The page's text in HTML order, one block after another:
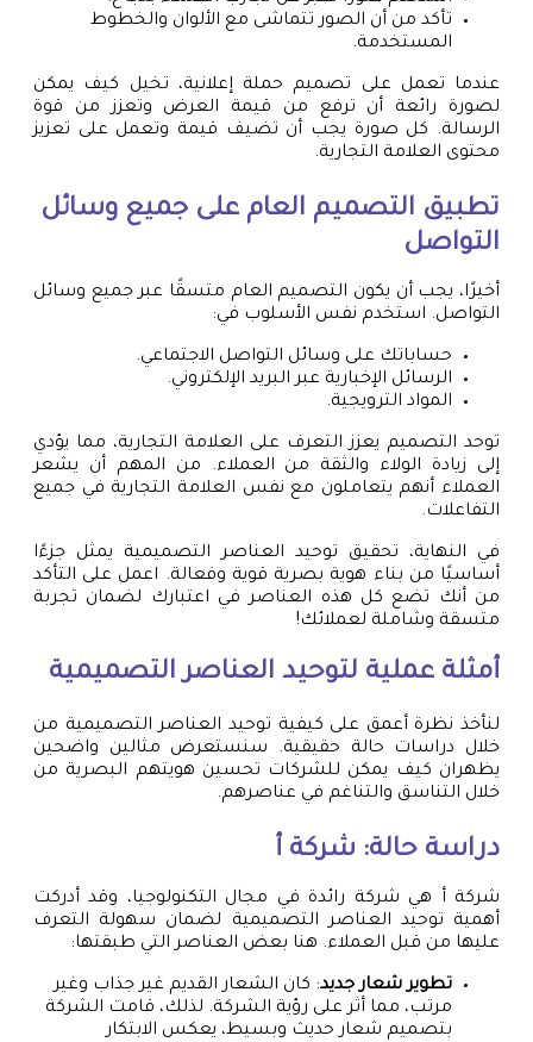
تأكد من أن الصور تتماشى مع الألوان والخطوط
المستخدمة.
عندما تعمل على تصميم حملة إعلانية، تخيل كيف يمكن
لصورة رائعة أن ترفع من قيمة العرض وتعزز من قوة
الرسالة. كل صورة يجب أن تضيف قيمة وتعمل على تعزيز
محتوى العلامة التجارية.
تطبيق التصميم العام على جميع وسائل
التواصل
أخيرًا، يجب أن يكون التصميم العام متسقًا عبر جميع وسائل
التواصل. استخدم نفس الأسلوب في:
حساباتك على وسائل التواصل الاجتماعي.
الرسائل الإخبارية عبر البريد الإلكتروني.
المواد الترويجية.
توحد التصميم يعزز التعرف على العلامة التجارية، مما يؤدي
إلى زيادة الولاء والثقة من العملاء. من المهم أن يشعر
العملاء أنهم يتعاملون مع نفس العلامة التجارية في جميع
التفاعلات.
في النهاية، تحقيق توحيد العناصر التصميمية يمثل جزءًا
أساسيًا من بناء هوية بصرية قوية وفعالة. اعمل على التأكد
من أنك تضع كل هذه العناصر في اعتبارك لضمان تجربة
متسقة وشاملة لعملائك!
أمثلة عملية لتوحيد العناصر التصميمية
لنأخذ نظرة أعمق على كيفية توحيد العناصر التصميمية من
خلال دراسات حالة حقيقية. سنستعرض مثالين واضحين
يظهران كيف يمكن للشركات تحسين هويتهم البصرية من
خلال التناسق والتناغم في عناصرهم.
دراسة حالة: شركة أ
شركة أ هي شركة رائدة في مجال التكنولوجيا، وقد أدركت
أهمية توحيد العناصر التصميمية لضمان سهولة التعرف
عليها من قبل العملاء. هنا بعض العناصر التي طبقتها:
تطوير شعار جديد: كان الشعار القديم غير جذاب وغير
مرتب، مما أثر على رؤية الشركة. لذلك، قامت الشركة
بتصميم شعار حديث وبسيط، يعكس الابتكار